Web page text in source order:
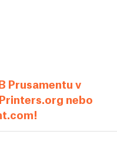
Prusamentu v
nebo